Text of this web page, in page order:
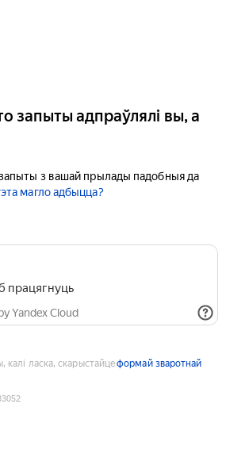
запыты адпраўлялі вы, а
з вашай прылады падобныя да
магло адбыцца?
працягнуць
Yandex Cloud
калі ласка, скарыстайцеформай зваротнай